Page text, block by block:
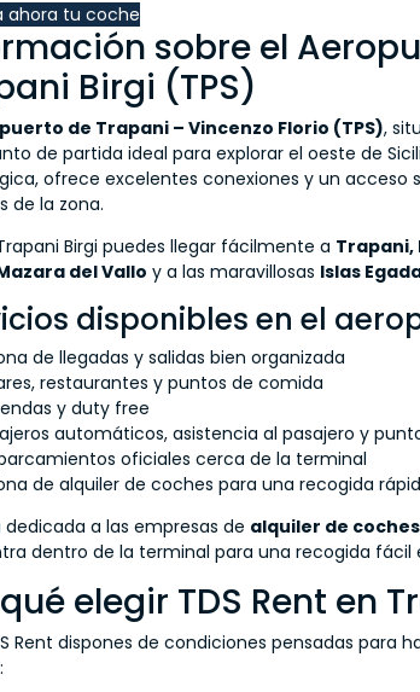
ahora tu coche
sobre el
Birgi (TPS)
de Trapani – Vincenzo Florio (TPS),
de partida ideal para explorar el oeste de
ofrece excelentes conexiones y un acceso
de la zona.
Birgi puedes llegar fácilmente a Trapani,
del Vallo y a las maravillosas Islas
disponibles en el
de llegadas y salidas bien organizada
restaurantes y puntos de comida
y duty free
automáticos, asistencia al pasajero y
oficiales cerca de la terminal
de alquiler de coches para una recogida
dedicada a las empresas de alquiler de coches
dentro de la terminal para una recogida fácil
elegir TDS Rent en
Rent dispones de condiciones pensadas para